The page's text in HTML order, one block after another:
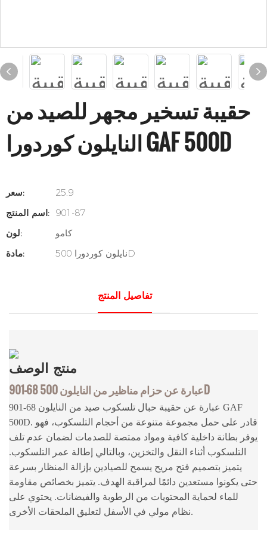
حقيبة تسخير مجهر للصيد من
النايلون كوردورا GAF 500D
سعر:
25.9
اسم المنتج: 901-87
لون:
كامو
مادة:
نايلون كوردورا 500D
تفاصيل المنتج
منتج الوصف
901-68 عبارة عن حزام مناظير من النايلون 500D
901-68 عبارة عن حقيبة حبال تلسكوب صيد من النايلون GAF
500D. قادر على حمل مجموعة متنوعة من أحجام التلسكوب، فهو
يوفر بطانة داخلية كافية ومواد ممتصة للصدمات لضمان عدم تلف
التلسكوب أثناء النقل والتخزين، وبالتالي إطالة عمر التلسكوب.
يتميز بتصميم فتح مريح يسمح للصيادين بإزالة المنظار بسرعة
حتى يكونوا مستعدين دائمًا لمراقبة الهدف. يتميز بخصائص مقاومة
للماء لحماية المحتويات من الرطوبة والفيضانات. يحتوي على
نظام مولي في الأسفل لتعليق الملحقات الأخرى.